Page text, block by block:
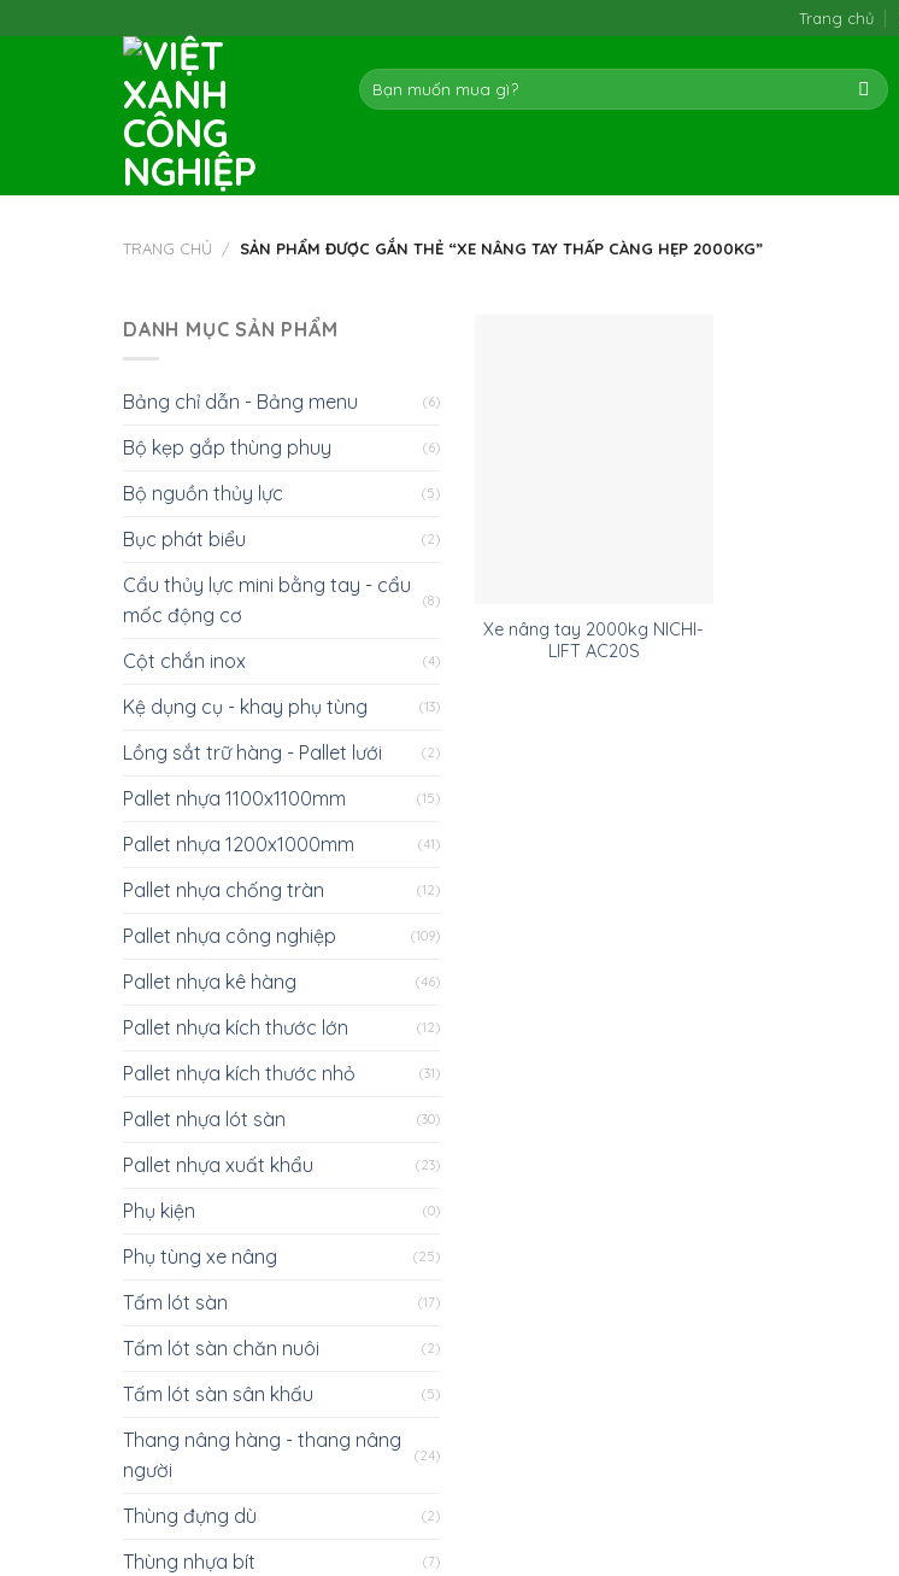
to
Trang chủ
Tìm
kiếm:
TRANG CHỦ / SẢN PHẨM ĐƯỢC GẮN THẺ “XE NÂNG TAY THẤP CÀNG HẸP 2000KG”
DANH MỤC SẢN PHẨM
Bảng chỉ dẫn - Bảng menu (6)
Bộ kẹp gắp thùng phuy (6)
Bộ nguồn thủy lực (5)
Bục phát biểu (2)
Cẩu thủy lực mini bằng tay - cẩu
mốc động cơ
(8)
Cột chắn inox (4)
Kệ dụng cụ - khay phụ tùng (13)
Lồng sắt trữ hàng - Pallet lưới (2)
Pallet nhựa 1100x1100mm (15)
Pallet nhựa 1200x1000mm (41)
Pallet nhựa chống tràn (12)
Pallet nhựa công nghiệp (109)
Pallet nhựa kê hàng (46)
Pallet nhựa kích thước lớn (12)
Pallet nhựa kích thước nhỏ (31)
Pallet nhựa lót sàn (30)
Pallet nhựa xuất khẩu (23)
Phụ kiện (0)
Phụ tùng xe nâng (25)
Tấm lót sàn (17)
Tấm lót sàn chăn nuôi (2)
Tấm lót sàn sân khấu (5)
Thang nâng hàng - thang nâng
người
(24)
Thùng đựng dù (2)
Thùng nhựa bít (7)
Xe nâng tay 2000kg NICHI-
LIFT AC20S